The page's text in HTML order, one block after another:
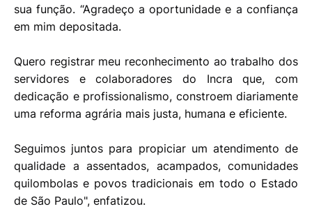
sua função. “Agradeço a oportunidade e a confiança
em mim depositada.
Quero registrar meu reconhecimento ao trabalho dos
servidores e colaboradores do Incra que, com
dedicação e profissionalismo, constroem diariamente
uma reforma agrária mais justa, humana e eficiente.
Seguimos juntos para propiciar um atendimento de
qualidade a assentados, acampados, comunidades
quilombolas e povos tradicionais em todo o Estado
de São Paulo", enfatizou.